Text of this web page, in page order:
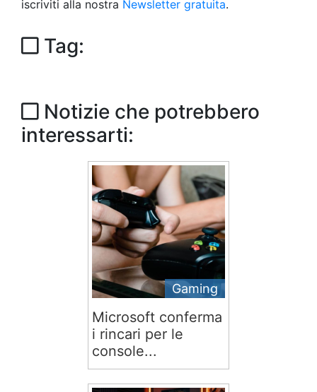
iscriviti alla nostra Newsletter gratuita.
Tag:
Notizie che potrebbero
interessarti:
Gaming
Microsoft conferma
i rincari per le
console...